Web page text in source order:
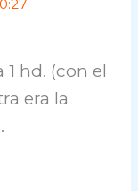
hd. (con el
era la